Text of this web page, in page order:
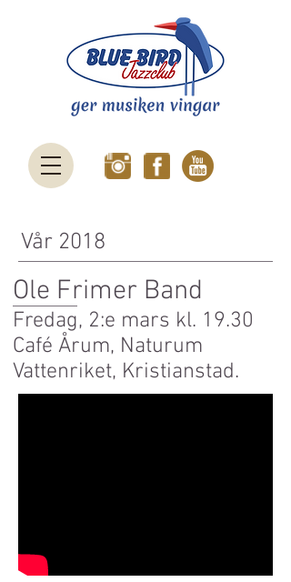
Vår 2018
Ole Frimer Band
Fredag, 2:e mars kl. 19.30
Café Årum, Naturum
Vattenriket, Kristianstad.